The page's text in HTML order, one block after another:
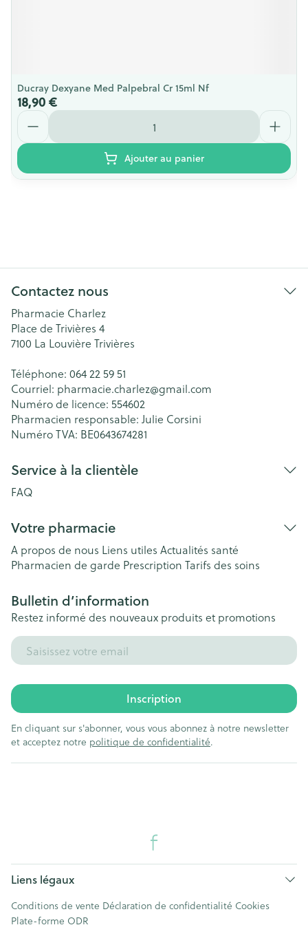
Ducray Dexyane Med Palpebral Cr 15ml Nf
18,90 €
Quantité
Ajouter au panier
Contactez nous
Pharmacie Charlez
Place de Trivières 4
7100 La Louvière Trivières
Téléphone: 064 22 59 51
Courriel: pharmacie.charlez@gmail.com
Numéro de licence: 554602
Pharmacien responsable: Julie Corsini
Numéro TVA: BE0643674281
Service à la clientèle
FAQ
Votre pharmacie
A propos de nous Liens utiles Actualités santé
Pharmacien de garde Prescription Tarifs des soins
Bulletin d’information
Restez informé des nouveaux produits et promotions
Adresse mail
Inscription
En cliquant sur s'abonner, vous vous abonnez à notre newsletter
et acceptez notre politique de confidentialité.
Liens légaux
Conditions de vente Déclaration de confidentialité Cookies
Plate-forme ODR